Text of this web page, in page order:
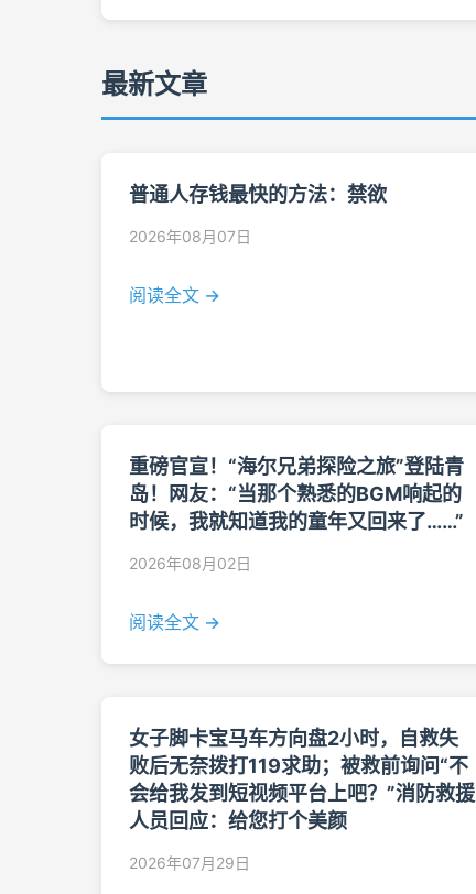
最新文章
普通人存钱最快的方法：禁欲
2026年08月07日
阅读全文 →
重磅官宣！“海尔兄弟探险之旅”登陆青
岛！网友：“当那个熟悉的BGM响起的
时候，我就知道我的童年又回来了……”
2026年08月02日
阅读全文 →
女子脚卡宝马车方向盘2小时，自救失
败后无奈拨打119求助；被救前询问“不
会给我发到短视频平台上吧？”消防救援
人员回应：给您打个美颜
2026年07月29日